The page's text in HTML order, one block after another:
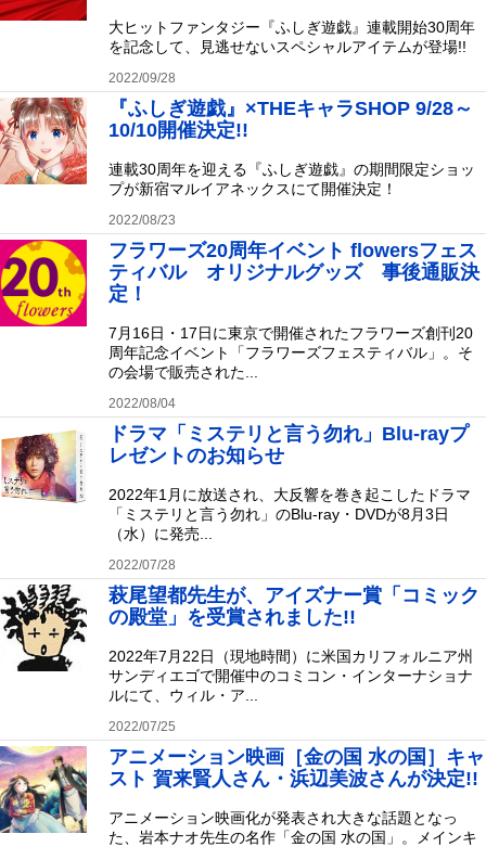
大ヒットファンタジー『ふしぎ遊戯』連載開始30周年
を記念して、見逃せないスペシャルアイテムが登場!!
2022/09/28
『ふしぎ遊戯』×THEキャラSHOP 9/28～
10/10開催決定!!
連載30周年を迎える『ふしぎ遊戯』の期間限定ショッ
プが新宿マルイアネックスにて開催決定！
2022/08/23
フラワーズ20周年イベント flowersフェス
ティバル オリジナルグッズ 事後通販決
定！
7月16日・17日に東京で開催されたフラワーズ創刊20
周年記念イベント「フラワーズフェスティバル」。そ
の会場で販売された...
2022/08/04
ドラマ「ミステリと言う勿れ」Blu-rayプ
レゼントのお知らせ
2022年1月に放送され、大反響を巻き起こしたドラマ
「ミステリと言う勿れ」のBlu-ray・DVDが8月3日
（水）に発売...
2022/07/28
萩尾望都先生が、アイズナー賞「コミック
の殿堂」を受賞されました!!
2022年7月22日（現地時間）に米国カリフォルニア州
サンディエゴで開催中のコミコン・インターナショナ
ルにて、ウィル・ア...
2022/07/25
アニメーション映画［金の国 水の国］キャ
スト 賀来賢人さん・浜辺美波さんが決定!!
アニメーション映画化が発表され大きな話題となっ
た、岩本ナオ先生の名作「金の国 水の国」。メインキ